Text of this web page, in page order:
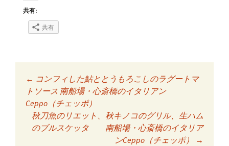
共有:
共有
投稿ナビゲーショ
ン
← コンフィした鮎ととうもろこしのラグートマ
トソース 南船場・心斎橋のイタリアン
Ceppo（チェッポ）
秋刀魚のリエット、秋キノコのグリル、生ハム
のブルスケッタ 南船場・心斎橋のイタリア
ンCeppo（チェッポ）
→